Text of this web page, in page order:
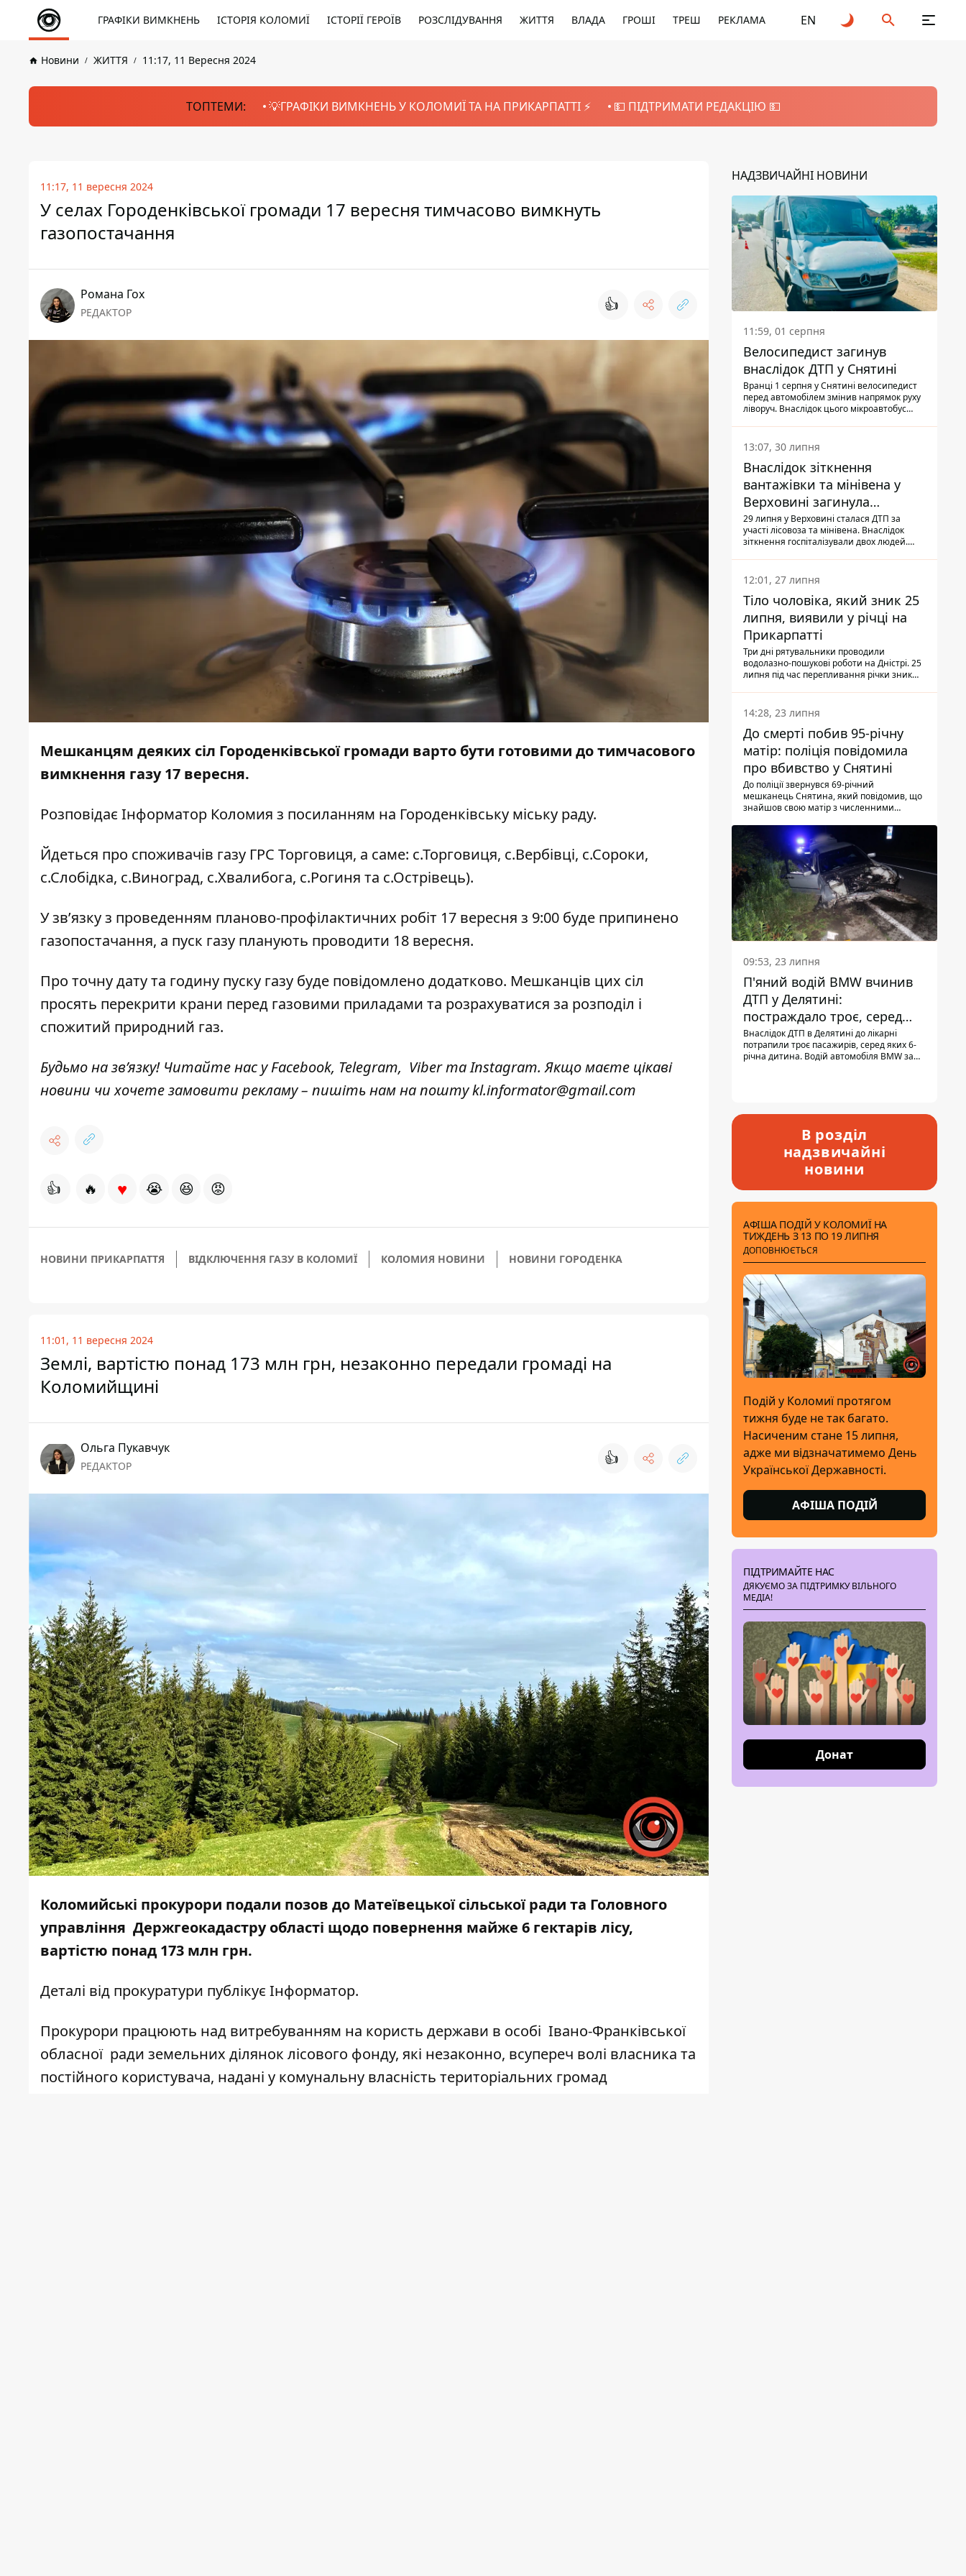
ГРАФІКИ ВИМКНЕНЬ ІСТОРІЯ КОЛОМИЇ ІСТОРІЇ ГЕРОЇВ РОЗСЛІДУВАННЯ ЖИТТЯ ВЛАДА ГРОШІ ТРЕШ РЕКЛАМА EN
Новини ЖИТТЯ 11:17, 11 Вересня 2024
ТОПТЕМИ: 💡ГРАФІКИ ВИМКНЕНЬ У КОЛОМИЇ ТА НА ПРИКАРПАТТІ ⚡️ 💵 ПІДТРИМАТИ РЕДАКЦІЮ 💵
11:17, 11 вересня 2024
У селах Городенківської громади 17 вересня тимчасово вимкнуть
газопостачання
Романа Гох
РЕДАКТОР 👍
Мешканцям деяких сіл Городенківської громади варто бути готовими до тимчасового
вимкнення газу 17 вересня.
Розповідає Інформатор Коломия з посиланням на Городенківську міську раду.
Йдеться про споживачів газу ГРС Торговиця, а саме: с.Торговиця, с.Вербівці, с.Сороки,
с.Слобідка, с.Виноград, с.Хвалибога, с.Рогиня та с.Острівець).
У зв’язку з проведенням планово-профілактичних робіт 17 вересня з 9:00 буде припинено
газопостачання, а пуск газу планують проводити 18 вересня.
Про точну дату та годину пуску газу буде повідомлено додатково. Мешканців цих сіл
просять перекрити крани перед газовими приладами та розрахуватися за розподіл і
спожитий природний газ.
Будьмо на зв’язку! Читайте нас уFacebook, Telegram, ViberтаInstagram. Якщо маєте цікаві
новини чи хочете замовити рекламу – пишіть нам на поштуkl.informator@gmail.com
👍 🔥 ♥ 😭 😆 😡
НОВИНИ ПРИКАРПАТТЯ ВІДКЛЮЧЕННЯ ГАЗУ В КОЛОМИЇ КОЛОМИЯ НОВИНИ НОВИНИ ГОРОДЕНКА
11:01, 11 вересня 2024
Землі, вартістю понад 173 млн грн, незаконно передали громаді на
Коломийщині
Ольга Пукавчук
РЕДАКТОР 👍
Коломийські прокурори подали позов до Матеївецької сільської ради та Головного
управління Держгеокадастру області щодо повернення майже 6 гектарів лісу,
вартістю понад 173 млн грн.
Деталі від прокуратури публікує Інформатор.
Прокурори працюють над витребуванням на користь держави в особі Івано-Франківської
обласної ради земельних ділянок лісового фонду, які незаконно, всупереч волі власника та
постійного користувача, надані у комунальну власність територіальних громад
НАДЗВИЧАЙНІ НОВИНИ
11:59, 01 серпня
Велосипедист загинув
внаслідок ДТП у Снятині
Вранці 1 серпня у Снятині велосипедист
перед автомобілем змінив напрямок руху
ліворуч. Внаслідок цього мікроавтобус
13:07, 30 липня
Внаслідок зіткнення
вантажівки та мінівена у
Верховині загинула
пасажирка, водійка - у
лікарні
29 липня у Верховині сталася ДТП за
участі лісовоза та мінівена. Внаслідок
зіткнення госпіталізували двох людей.
Також травми отримала водійка
автомобіля.
12:01, 27 липня
Тіло чоловіка, який зник 25
липня, виявили у річці на
Прикарпатті
Три дні рятувальники проводили
водолазно-пошукові роботи на Дністрі. 25
липня під час перепливання річки зник
виявили тіло.
14:28, 23 липня
До смерті побив 95-річну
матір: поліція повідомила
про вбивство у Снятині
До поліції звернувся 69-річний
мешканець Снятина, який повідомив, що
знайшов свою матір з численними
з'ясували правоохоронці, ці травми жінці
наніс її син.
09:53, 23 липня
П'яний водій BMW вчинив
ДТП у Делятині:
постраждало троє, серед
них - дитина
Внаслідок ДТП в Делятині до лікарні
потрапили троє пасажирів, серед яких 6-
річна дитина. Водій автомобіля BMW за
В розділ
надзвичайні
новини
АФІША ПОДІЙ У КОЛОМИЇ НА
ТИЖДЕНЬ З 13 ПО 19 ЛИПНЯ
ДОПОВНЮЄТЬСЯ
Подій у Коломиї протягом
тижня буде не так багато.
Насиченим стане 15 липня,
адже ми відзначатимемо День
Української Державності.
АФІША ПОДІЙ
ПІДТРИМАЙТЕ НАС
ДЯКУЄМО ЗА ПІДТРИМКУ ВІЛЬНОГО
МЕДІА!
Донат